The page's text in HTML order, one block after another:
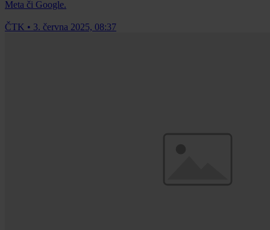
Meta či Google.
ČTK • 3. června 2025, 08:37